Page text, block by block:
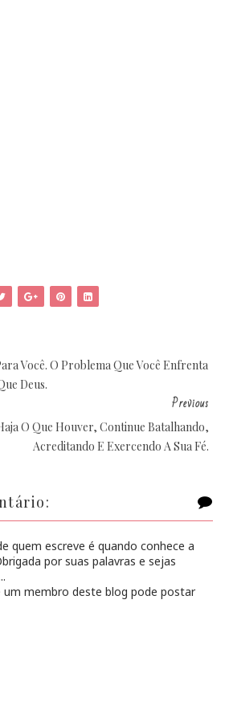
Você. O Problema Que Você Enfrenta
Deus.
Previous
O Que Houver, Continue Batalhando,
Acreditando E Exercendo A Sua Fé.
quem escreve é quando conhece a
por suas palavras e sejas
um membro deste blog pode postar